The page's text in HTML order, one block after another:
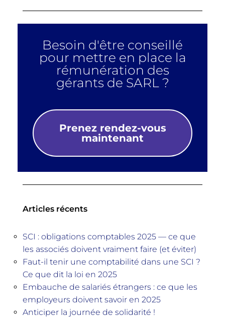
Besoin d'être conseillé
pour mettre en place la
rémunération des
gérants de SARL ?
Prenez rendez-vous
maintenant
Articles récents
SCI : obligations comptables 2025 — ce que
les associés doivent vraiment faire (et éviter)
Faut-il tenir une comptabilité dans une SCI ?
Ce que dit la loi en 2025
Embauche de salariés étrangers : ce que les
employeurs doivent savoir en 2025
Anticiper la journée de solidarité !